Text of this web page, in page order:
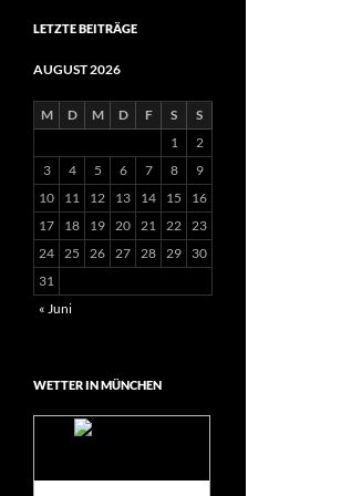
LETZTE BEITRÄGE
AUGUST 2026
M D M D F S
S
1
2
3
4 5 6 7 8
9
10
11 12 13 14 15
16
17
18 19 20 21 22 23
24 25 26 27 28 29
30
31
« Juni
WETTER IN MÜNCHEN